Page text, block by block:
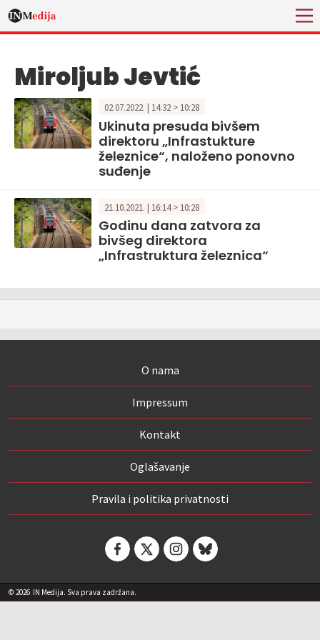
Miroljub Jevtić
02.07.2022. | 14:32 > 10:28
Ukinuta presuda bivšem
direktoru „Infrastukture
železnice“, naloženo ponovno
suđenje
21.10.2021. | 16:14 > 10:28
Godinu dana zatvora za
bivšeg direktora
„Infrastruktura železnica“
O nama
Impressum
Kontakt
Oglašavanje
Pravila i politika privatnosti
© 2026 IN Medija. Sva prava zadržana.